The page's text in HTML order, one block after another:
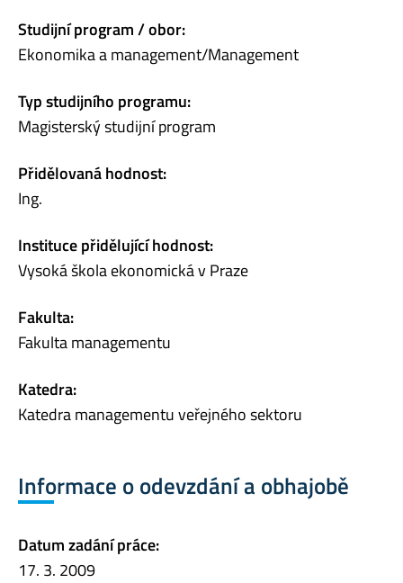
Studijní program / obor:
Ekonomika a management/Management
Typ studijního programu:
Magisterský studijní program
Přidělovaná hodnost:
Ing.
Instituce přidělující hodnost:
Vysoká škola ekonomická v Praze
Fakulta:
Fakulta managementu
Katedra:
Katedra managementu veřejného sektoru
Informace o odevzdání a obhajobě
Datum zadání práce:
17. 3. 2009